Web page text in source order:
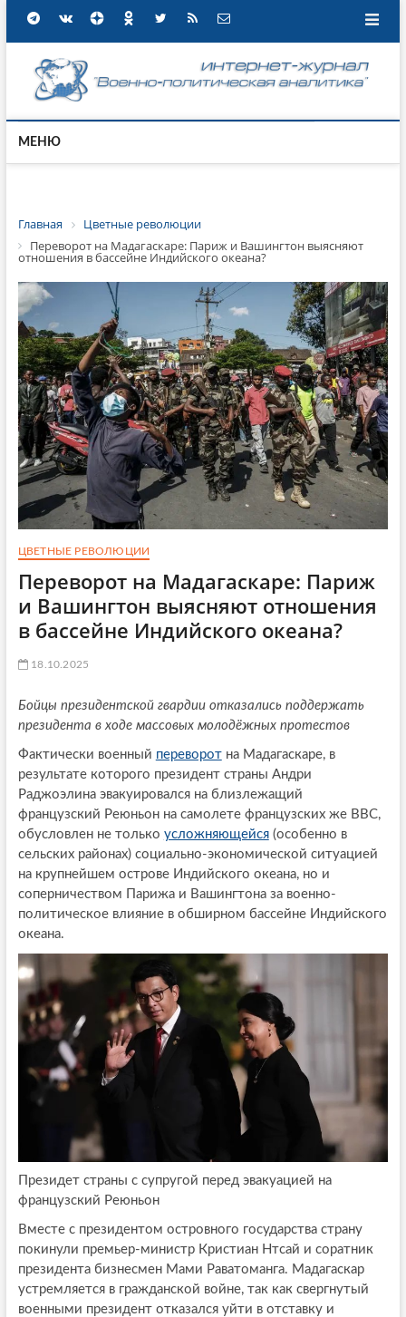
МЕНЮ
Главная
Цветные революции
Переворот на Мадагаскаре: Париж и Вашингтон выясняют
отношения в бассейне Индийского океана?
ЦВЕТНЫЕ РЕВОЛЮЦИИ
Переворот на Мадагаскаре: Париж
и Вашингтон выясняют отношения
в бассейне Индийского океана?
18.10.2025
Бойцы президентской гвардии отказались поддержать
президента в ходе массовых молодёжных протестов
Фактически военный переворотна Мадагаскаре, в
результате которого президент страны Андри
Раджоэлина эвакуировался на близлежащий
французский Реюньон на самолете французских же ВВС,
обусловлен не только усложняющейся(особенно в
сельских районах) социально-экономической ситуацией
на крупнейшем острове Индийского океана, но и
соперничеством Парижа и Вашингтона за военно-
политическое влияние в обширном бассейне Индийского
океана.
Президет страны с супругой перед эвакуацией на
французский Реюньон
Вместе с президентом островного государства страну
покинули премьер-министр Кристиан Нтсай и соратник
президента бизнесмен Мами Раватоманга. Мадагаскар
устремляется в гражданской войне, так как свергнутый
военными президент отказался уйти в отставку и